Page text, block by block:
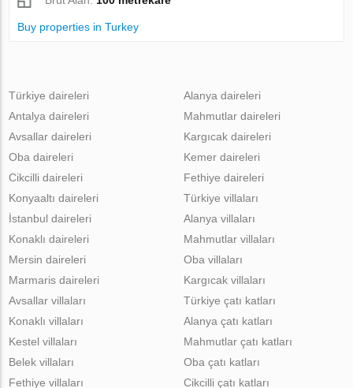
Buy properties in Turkey
Türkiye daireleri
Antalya daireleri
Avsallar daireleri
Oba daireleri
Cikcilli daireleri
Alanya daireleri
Mahmutlar daireleri
Kargıcak daireleri
Kemer daireleri
Fethiye daireleri
Konyaaltı daireleri
İstanbul daireleri
Konaklı daireleri
Mersin daireleri
Marmaris daireleri
Türkiye villaları
Alanya villaları
Mahmutlar villaları
Oba villaları
Kargıcak villaları
Avsallar villaları
Konaklı villaları
Kestel villaları
Belek villaları
Fethiye villaları
Türkiye çatı katları
Alanya çatı katları
Mahmutlar çatı katları
Oba çatı katları
Cikcilli çatı katları